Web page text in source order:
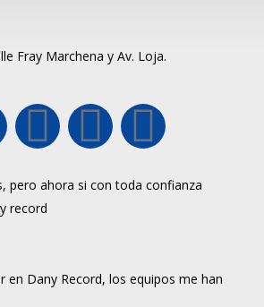
Fray Marchena y Av. Loja.
pero ahora si con toda confianza
record
en Dany Record, los equipos me han